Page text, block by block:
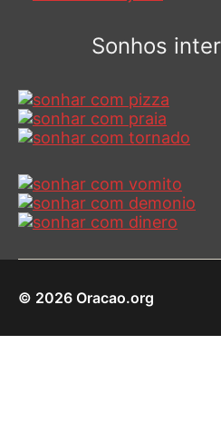
Sonhos
© 2026 Oracao.org